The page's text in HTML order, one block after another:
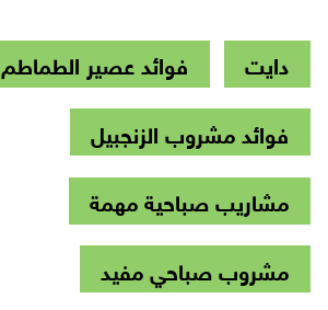
دايت
فوائد عصير الطماطم
فوائد مشروب الزنجبيل
مشاريب صباحية مهمة
مشروب صباحي مفيد